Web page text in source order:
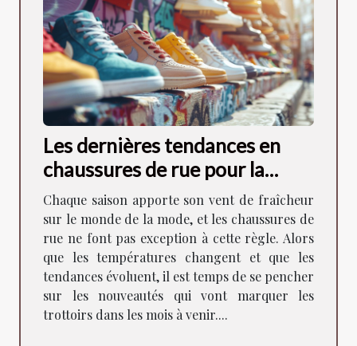
Les dernières tendances en
chaussures de rue pour la
saison à venir
Chaque saison apporte son vent de fraîcheur
sur le monde de la mode, et les chaussures de
rue ne font pas exception à cette règle. Alors
que les températures changent et que les
tendances évoluent, il est temps de se pencher
sur les nouveautés qui vont marquer les
trottoirs dans les mois à venir....